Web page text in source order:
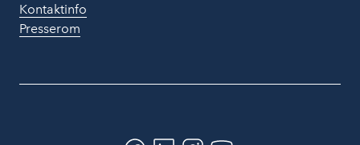
Kontaktinfo
Presserom